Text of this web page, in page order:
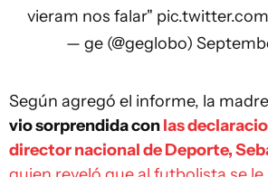
vieram nos falar"
— ge (@geglobo)
Según agregó el informe, la
vio sorprendida conlas
director nacional de Deporte,